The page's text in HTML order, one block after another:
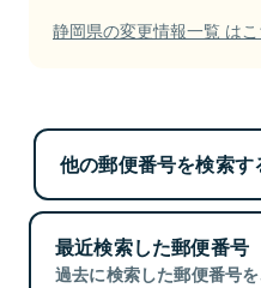
静岡県の変更情報一覧 は
他の郵便番号を検索す
最近検索した郵便番号
過去に検索した郵便番号を